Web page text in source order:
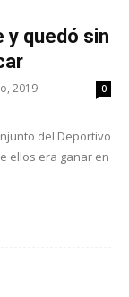
quedó sin
2019 0
del Deportivo
ellos era ganar en